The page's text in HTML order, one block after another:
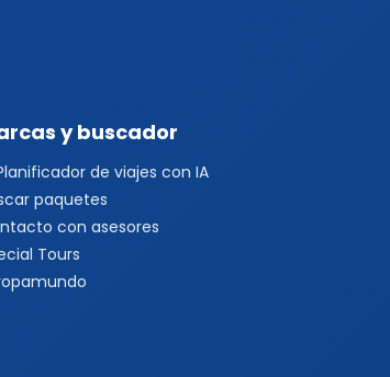
y buscador
de viajes con IA
paquetes
con asesores
Tours